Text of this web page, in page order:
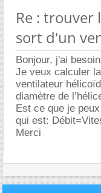
Re : trouver
sort d'un
Bonjour, j'ai
Je veux calculer
ventilateur
diamètre de
Est ce que je
qui est:
Merci